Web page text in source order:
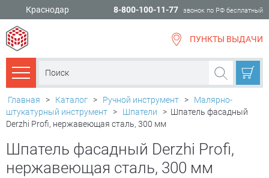
Краснодар 8-800-100-11-77 звонок по РФ бесплатный
ПУНКТЫ ВЫДАЧИ
Каталог товаров
Главная > Каталог > Ручной инструмент >
Малярно-
штукатурный инструмент > Шпатели > Шпатель фасадный
Derzhi Profi, нержавеющая сталь, 300 мм
Шпатель фасадный Derzhi Profi,
нержавеющая сталь, 300 мм